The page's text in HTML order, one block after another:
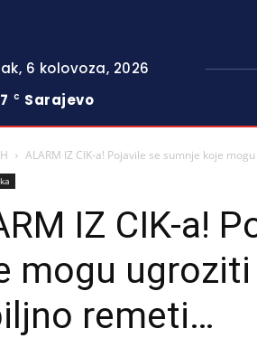
6 kolovoza, 2026
C Sarajevo
ALARM IZ CIK-a! Pojavile se sumnje koje
IZ CIK-a!
mogu
remeti…